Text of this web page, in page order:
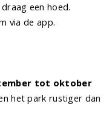
een hoed.
via de app.
tot oktober
het park rustiger dan